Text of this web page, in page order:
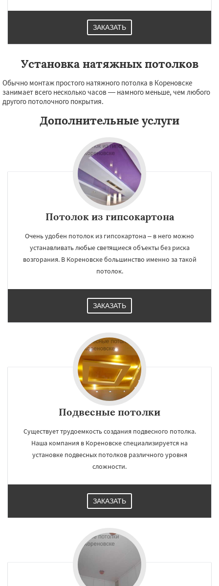
Работаем по
регионам
×
Краснодар Кропоткин Крымск
Новокубанск
Славянск-на-Кубани Сочи Темрюк
Туапсе
Хадыженск
ЗАКАЗАТЬ
Установка натяжных потолков
Обычно монтаж простого натяжного потолка в Кореновске
занимает всего несколько часов — намного меньше, чем любого
другого потолочного покрытия.
Дополнительные услуги
Потолок из гипсокартона
Очень удобен потолок из гипсокартона – в него можно
устанавливать любые светящиеся объекты без риска
возгорания. В Кореновске большинство именно за такой
потолок.
ЗАКАЗАТЬ
Подвесные потолки
Существует трудоемкость создания подвесного потолка.
Наша компания в Кореновске специализируется на
установке подвесных потолков различного уровня
сложности.
ЗАКАЗАТЬ
УЗНАТЬ ПОДРОБНЕЕ
Даю согласие на обработку персональных данных